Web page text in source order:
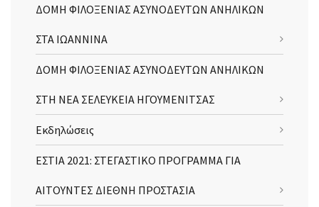
ΔΟΜΗ ΦΙΛΟΞΕΝΙΑΣ ΑΣΥΝΟΔΕΥΤΩΝ ΑΝΗΛΙΚΩΝ
ΣΤΑ ΙΩΑΝΝΙΝΑ
ΔΟΜΗ ΦΙΛΟΞΕΝΙΑΣ ΑΣΥΝΟΔΕΥΤΩΝ ΑΝΗΛΙΚΩΝ
ΣΤΗ ΝΕΑ ΣΕΛΕΥΚΕΙΑ ΗΓΟΥΜΕΝΙΤΣΑΣ
Εκδηλώσεις
ΕΣΤΙΑ 2021: ΣΤΕΓΑΣΤΙΚΟ ΠΡΟΓΡΑΜΜΑ ΓΙΑ
ΑΙΤΟΥΝΤΕΣ ΔΙΕΘΝΗ ΠΡΟΣΤΑΣΙΑ